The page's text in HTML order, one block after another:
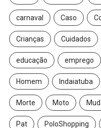
carnaval Caso
Crianças Cuidados
educação emprego
Homem Indaiatuba
Morte Moto
Pat PoloShopping